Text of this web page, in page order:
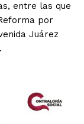
entre las que
por
Juárez